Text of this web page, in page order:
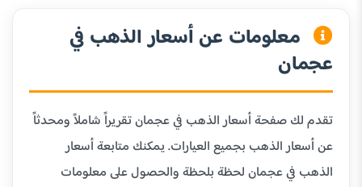
معلومات عن أسعار الذهب في
عجمان
تقدم لك صفحة أسعار الذهب في عجمان تقريراً شاملاً ومحدثاً
عن أسعار الذهب بجميع العيارات. يمكنك متابعة أسعار
الذهب في عجمان لحظة بلحظة والحصول على معلومات